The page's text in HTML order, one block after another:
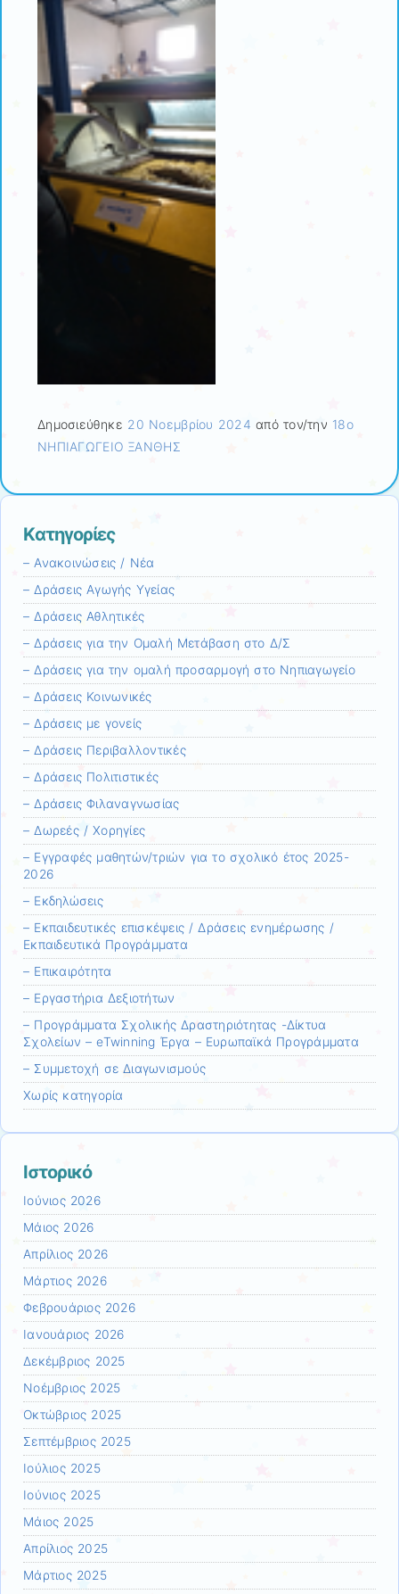
Δημοσιεύθηκε 20 Νοεμβρίου 2024 από τον/την 18ο
ΝΗΠΙΑΓΩΓΕΙΟ ΞΑΝΘΗΣ
Kατηγορίες
– Ανακοινώσεις / Νέα
– Δράσεις Αγωγής Υγείας
– Δράσεις Αθλητικές
– Δράσεις για την Ομαλή Μετάβαση στο Δ/Σ
– Δράσεις για την ομαλή προσαρμογή στο Νηπιαγωγείο
– Δράσεις Κοινωνικές
– Δράσεις με γονείς
– Δράσεις Περιβαλλοντικές
– Δράσεις Πολιτιστικές
– Δράσεις Φιλαναγνωσίας
– Δωρεές / Χορηγίες
– Εγγραφές μαθητών/τριών για το σχολικό έτος 2025-
2026
– Εκδηλώσεις
– Εκπαιδευτικές επισκέψεις / Δράσεις ενημέρωσης /
Εκπαιδευτικά Προγράμματα
– Επικαιρότητα
– Εργαστήρια Δεξιοτήτων
– Προγράμματα Σχολικής Δραστηριότητας -Δίκτυα
Σχολείων – eTwinning Έργα – Ευρωπαϊκά Προγράμματα
– Συμμετοχή σε Διαγωνισμούς
Χωρίς κατηγορία
Ιστορικό
Ιούνιος 2026
Μάιος 2026
Απρίλιος 2026
Μάρτιος 2026
Φεβρουάριος 2026
Ιανουάριος 2026
Δεκέμβριος 2025
Νοέμβριος 2025
Οκτώβριος 2025
Σεπτέμβριος 2025
Ιούλιος 2025
Ιούνιος 2025
Μάιος 2025
Απρίλιος 2025
Μάρτιος 2025